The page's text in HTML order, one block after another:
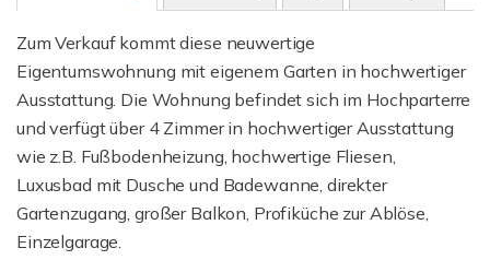
Zum Verkauf kommt diese neuwertige
Eigentumswohnung mit eigenem Garten in hochwertiger
Ausstattung. Die Wohnung befindet sich im Hochparterre
und verfügt über 4 Zimmer in hochwertiger Ausstattung
wie z.B. Fußbodenheizung, hochwertige Fliesen,
Luxusbad mit Dusche und Badewanne, direkter
Gartenzugang, großer Balkon, Profiküche zur Ablöse,
Einzelgarage.